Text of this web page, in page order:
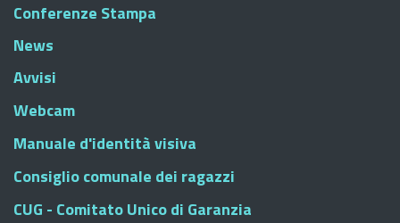
Conferenze Stampa
News
Avvisi
Webcam
Manuale d'identità visiva
Consiglio comunale dei ragazzi
CUG - Comitato Unico di Garanzia